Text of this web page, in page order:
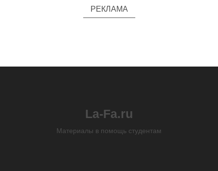
РЕКЛАМА
La-Fa.ru
Материалы в помощь студентам